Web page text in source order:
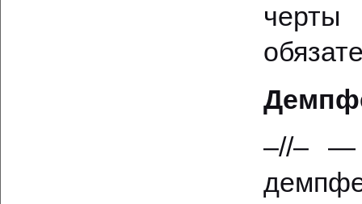
–//– —